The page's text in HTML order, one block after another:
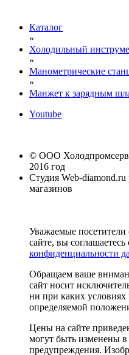
Каталог
»
Холодильный
»
Манометрические
»
Манжет к зарядным
Youtube
© ООО
2016 год
Студия Web-diamond.ru
магазинов
Уважаемые
сайте, вы соглашаетесь
конфиденциальности
Обращаем ваше
сайт носит
ни при каких условиях
определяемой
Цены на сайте
могут быть изменены
предупреждения.